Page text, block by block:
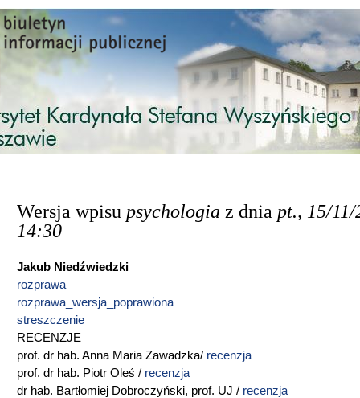
Przejdź do treści
Wersja wpisu psychologia z dnia pt., 15/
14:30
Jakub Niedźwiedzki
rozprawa
rozprawa_wersja_poprawiona
streszczenie
RECENZJE
prof. dr hab. Anna Maria Zawadzka/ recenzja
prof. dr hab. Piotr Oleś / recenzja
dr hab. Bartłomiej Dobroczyński, prof. UJ / recenzja